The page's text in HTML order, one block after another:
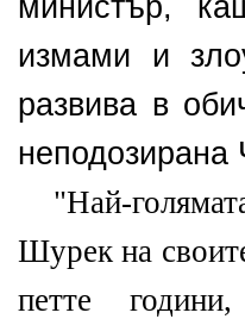
министър,
измами и
развива в
неподозирана
"Най-
Шурек на
петте